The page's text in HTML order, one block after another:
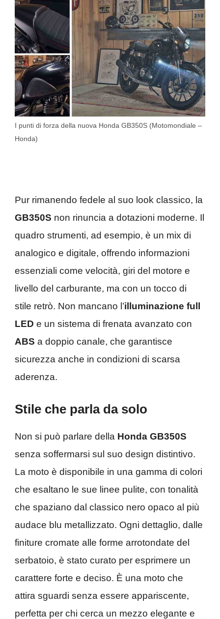
I punti di forza della nuova Honda GB350S (Motomondiale –
Honda)
Pur rimanendo fedele al suo look classico, la
GB350S non rinuncia a dotazioni moderne. Il
quadro strumenti, ad esempio, è un mix di
analogico e digitale, offrendo informazioni
essenziali come velocità, giri del motore e
livello del carburante, ma con un tocco di
stile retrò. Non mancano l’illuminazione full
LED e un sistema di frenata avanzato con
ABS a doppio canale, che garantisce
sicurezza anche in condizioni di scarsa
aderenza.
Stile che parla da solo
Non si può parlare della Honda GB350S
senza soffermarsi sul suo design distintivo.
La moto è disponibile in una gamma di colori
che esaltano le sue linee pulite, con tonalità
che spaziano dal classico nero opaco al più
audace blu metallizzato. Ogni dettaglio, dalle
finiture cromate alle forme arrotondate del
serbatoio, è stato curato per esprimere un
carattere forte e deciso. È una moto che
attira sguardi senza essere appariscente,
perfetta per chi cerca un mezzo elegante e